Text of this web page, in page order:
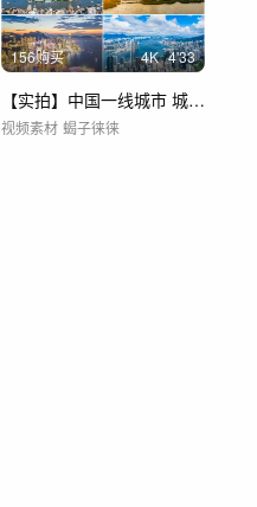
156购买 4K 4'33
【实拍】中国一线城市 城市航拍 城市延时
视频素材 蝎子徕徕